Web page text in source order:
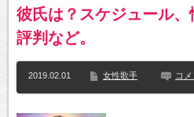
彼氏は？スケジュール
評判など。
2019.02.01 女性歌手 コ